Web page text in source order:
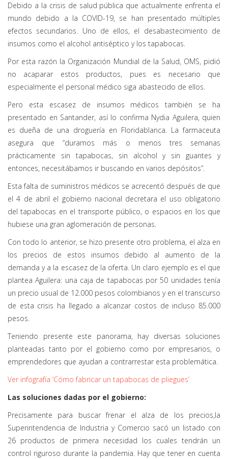
Debido a la crisis de salud pública que actualmente enfrenta el
mundo debido a la COVID-19, se han presentado múltiples
efectos secundarios. Uno de ellos, el desabastecimiento de
insumos como el alcohol antiséptico y los tapabocas.
Por esta razón la Organización Mundial de la Salud, OMS, pidió
no acaparar estos productos, pues es necesario que
especialmente el personal médico siga abastecido de ellos.
Pero esta escasez de insumos médicos también se ha
presentado en Santander, así lo confirma Nydia Aguilera, quien
es dueña de una droguería en Floridablanca. La farmaceuta
asegura que “duramos más o menos tres semanas
prácticamente sin tapabocas, sin alcohol y sin guantes y
entonces, necesitábamos ir buscando en varios depósitos”.
Esta falta de suministros médicos se acrecentó después de que
el 4 de abril el gobierno nacional decretara el uso obligatorio
del tapabocas en el transporte público, o espacios en los que
hubiese una gran aglomeración de personas.
Con todo lo anterior, se hizo presente otro problema, el alza en
los precios de estos insumos debido al aumento de la
demanda y a la escasez de la oferta. Un claro ejemplo es el que
plantea Aguilera: una caja de tapabocas por 50 unidades tenía
un precio usual de 12.000 pesos colombianos y en el transcurso
de esta crisis ha llegado a alcanzar costos de incluso 85.000
pesos.
Teniendo presente este panorama, hay diversas soluciones
planteadas tanto por el gobierno como por empresarios, o
emprendedores que ayudan a contrarrestar esta problemática.
Ver infografía ‘Cómo fabricar un tapabocas de pliegues’
Las soluciones dadas por el gobierno:
Precisamente para buscar frenar el alza de los precios,la
Superintendencia de Industria y Comercio sacó un listado con
26 productos de primera necesidad los cuales tendrán un
control riguroso durante la pandemia. Hay que tener en cuenta